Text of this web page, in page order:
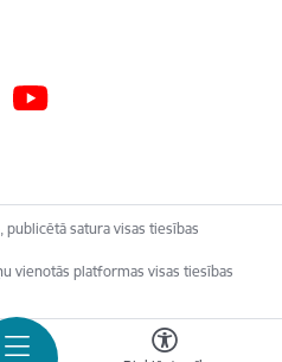
satura visas tiesības
vienotās platformas visas tiesības